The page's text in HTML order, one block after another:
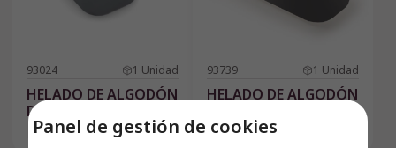
Panel de gestión de cookies
93024 1 Unidad
HELADO DE ALGODÓN
DE AZÚCAR 3L
3 l / bote
93739 1 Unidad
HELADO DE ALGODÓN
6 l / bote